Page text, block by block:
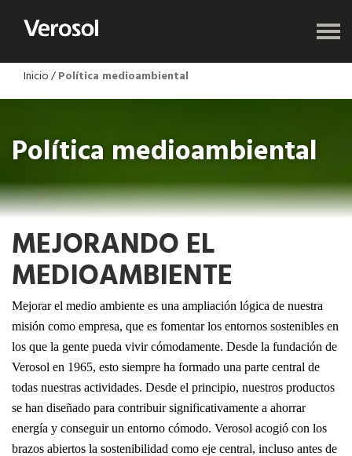
Inicio/Política medioambiental
Política medioambiental
MEJORANDO EL
MEDIOAMBIENTE
Mejorar el medio ambiente es una ampliación lógica de nuestra
misión como empresa, que es fomentar los entornos sostenibles en
los que la gente pueda vivir cómodamente. Desde la fundación de
Verosol en 1965, esto siempre ha formado una parte central de
todas nuestras actividades. Desde el principio, nuestros productos
se han diseñado para contribuir significativamente a ahorrar
energía y conseguir un entorno cómodo. Verosol acogió con los
brazos abiertos la sostenibilidad como eje central, incluso antes de